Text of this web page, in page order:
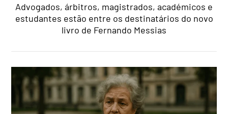
Advogados, árbitros, magistrados, académicos e
estudantes estão entre os destinatários do novo
livro de Fernando Messias